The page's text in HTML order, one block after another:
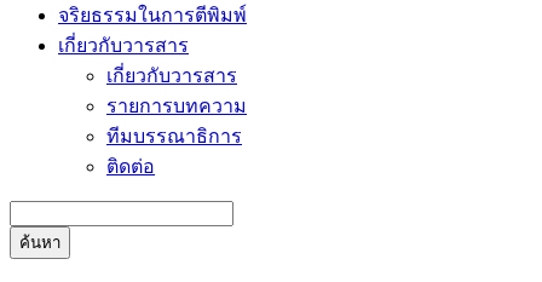
จริยธรรมในการตีพิมพ์
เกี่ยวกับวารสาร
เกี่ยวกับวารสาร
รายการบทความ
ทีมบรรณาธิการ
ติดต่อ
ค้นหา